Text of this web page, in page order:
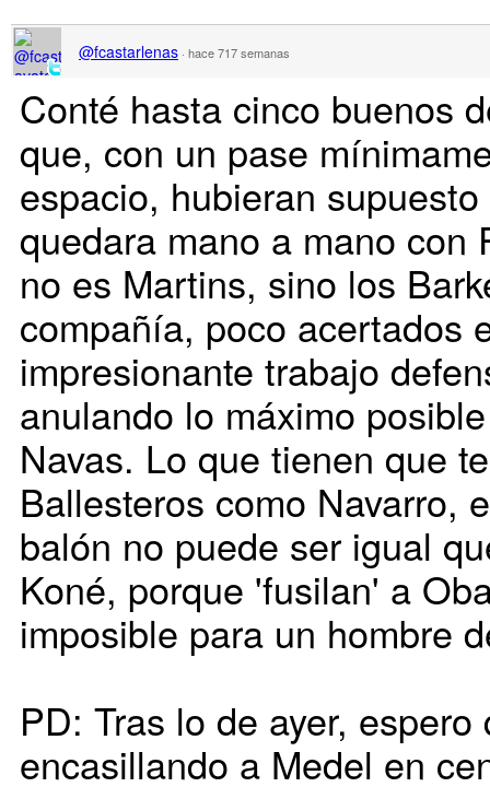
@fcastarlenas · hace 717 semanas
Conté hasta cinco buenos
que, con un pase
espacio, hubieran
quedara mano a mano con
no es Martins, sino los
compañía, poco acertados
impresionante trabajo
anulando lo máximo
Navas. Lo que tienen que
Ballesteros como Navarro,
balón no puede ser igual
Koné, porque 'fusilan' a
imposible para un hombre
PD: Tras lo de ayer,
encasillando a Medel en